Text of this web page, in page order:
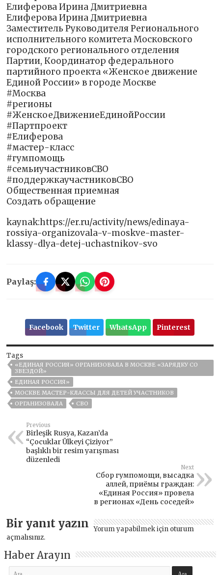
Елиферова Ирина Дмитриевна
Елиферова Ирина Дмитриевна
Заместитель Руководителя Регионального
исполнительного комитета Московского
городского регионального отделения
Партии, Координатор федерального
партийного проекта «Женское движение
Единой России» в городе Москве
#Москва
#регионы
#ЖенскоеДвижениеЕдинойРоссии
#Партпроект
#Елиферова
#мастер-класс
#гумпомощь
#семьиучастниковСВО
#поддержкаучастниковСВО
Общественная приемная
Создать обращение
kaynak:https://er.ru/activity/news/edinaya-
rossiya-organizovala-v-moskve-master-
klassy-dlya-detej-uchastnikov-svo
Paylaş:
Facebook Twitter WhatsApp Pinterest
Tags
«ЕДИНАЯ РОССИЯ» ОРГАНИЗОВАЛА В МОСКВЕ «ЗАРЯДКУ СО
ЗВЕЗДОЙ»
ЕДИНАЯ РОССИЯ»
МОСКВЕ МАСТЕР-КЛАССЫ ДЛЯ ДЕТЕЙ УЧАСТНИКОВ
ОРГАНИЗОВАЛА
СВО
Previous
Birleşik Rusya, Kazan’da
“Çocuklar Ülkeyi Çiziyor”
başlıklı bir resim yarışması
düzenledi
Next
Сбор гумпомощи, высадка
аллей, приёмы граждан:
«Единая Россия» провела
в регионах «День соседей»
Bir yanıt yazın Yorum yapabilmek için oturum
açmalısınız.
Haber Arayın